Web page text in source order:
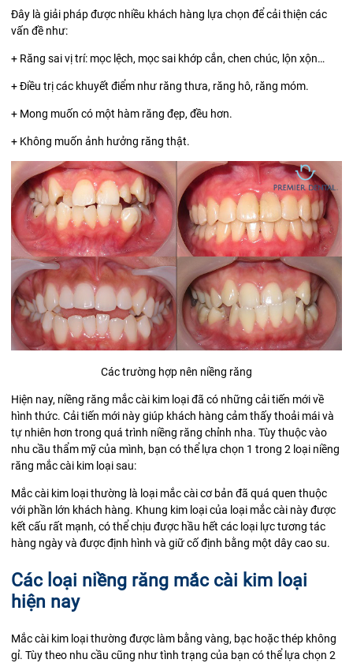
Đây là giải pháp được nhiều khách hàng lựa chọn để cải thiện các
vấn đề như:
+ Răng sai vị trí: mọc lệch, mọc sai khớp cắn, chen chúc, lộn xộn…
+ Điều trị các khuyết điểm như răng thưa, răng hô, răng móm.
+ Mong muốn có một hàm răng đẹp, đều hơn.
+ Không muốn ảnh hưởng răng thật.
Các trường hợp nên niềng răng
Hiện nay, niềng răng mắc cài kim loại đã có những cải tiến mới về
hình thức. Cải tiến mới này giúp khách hàng cảm thấy thoải mái và
tự nhiên hơn trong quá trình niềng răng chỉnh nha. Tùy thuộc vào
nhu cầu thẩm mỹ của mình, bạn có thể lựa chọn 1 trong 2 loại niềng
răng mắc cài kim loại sau:
Mắc cài kim loại thường là loại mắc cài cơ bản đã quá quen thuộc
với phần lớn khách hàng. Khung kim loại của loại mắc cài này được
kết cấu rất mạnh, có thể chịu được hầu hết các loại lực tương tác
hàng ngày và được định hình và giữ cố định bằng một dây cao su.
Các loại niềng răng mắc cài kim loại
hiện nay
Mắc cài kim loại thường được làm bằng vàng, bạc hoặc thép không
gỉ. Tùy theo nhu cầu cũng như tình trạng của bạn có thể lựa chọn 2